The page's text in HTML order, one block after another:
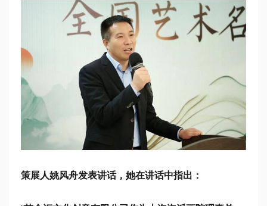
策展人姚风舟发表讲话，她在讲话中指出：